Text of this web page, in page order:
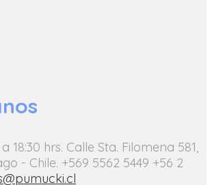
18:30 hrs. Calle Sta. Filomena 581,
- Chile. +569 5562 5449 +56 2